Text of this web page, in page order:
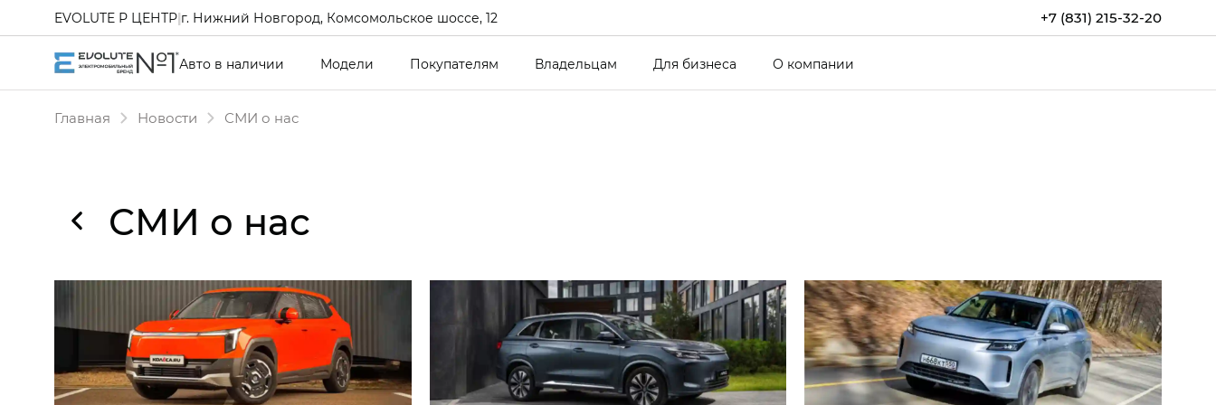
+7 (831) 215-32-20
EVOLUTE Р ЦЕНТР|г. Нижний Новгород, Комсомольское шоссе, 12
Авто в наличии Модели Покупателям Владельцам Для бизнеса О компании
Главная Новости СМИ о нас
СМИ о нас